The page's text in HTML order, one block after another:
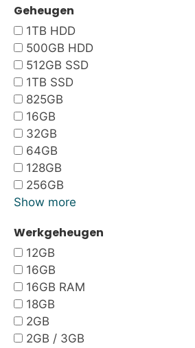
Geheugen
1TB HDD
500GB HDD
512GB SSD
1TB SSD
825GB
16GB
32GB
64GB
128GB
256GB
Show more
Werkgeheugen
12GB
16GB
16GB RAM
18GB
2GB
2GB / 3GB